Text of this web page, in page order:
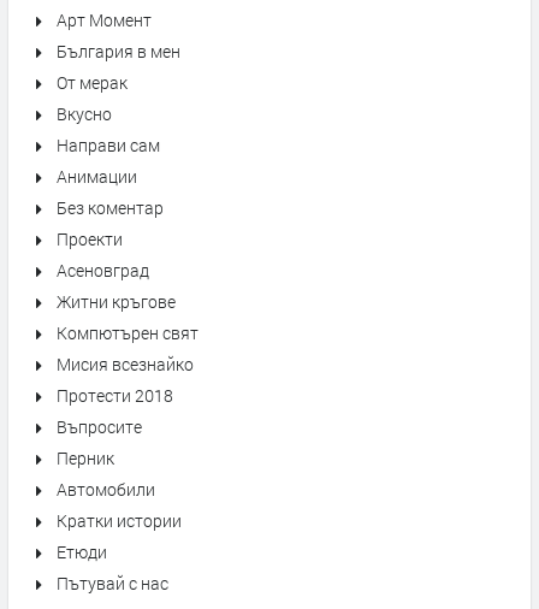
Арт Момент
България в мен
От мерак
Вкусно
Направи сам
Анимации
Без коментар
Проекти
Асеновград
Житни кръгове
Компютърен свят
Мисия всезнайко
Протести 2018
Въпросите
Перник
Автомобили
Кратки истории
Етюди
Пътувай с нас